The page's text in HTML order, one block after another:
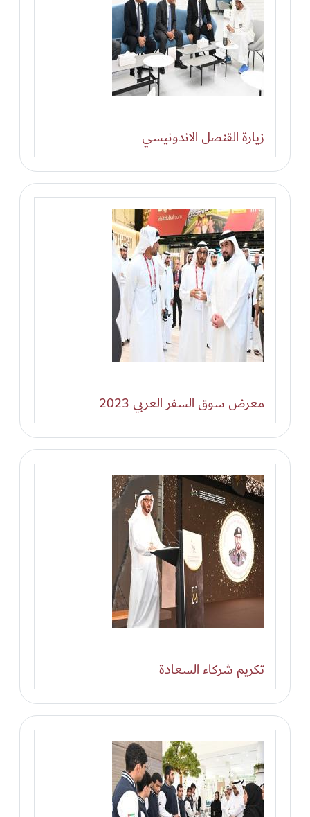
زيارة القنصل الاندونيسي
معرض سوق السفر العربي 2023
تكريم شركاء السعادة